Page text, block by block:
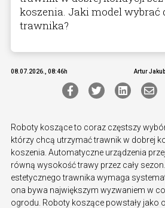
koszenia. Jaki model wybrać
trawnika?
08.07.2026., 08:46h Artur
Roboty koszące to coraz częstszy
którzy chcą utrzymać trawnik w dobrej
koszenia. Automatyczne urządzenia
równą wysokość trawy przez cały
estetycznego trawnika wymaga
ona bywa największym wyzwaniem w
ogrodu. Roboty koszące powstały jako